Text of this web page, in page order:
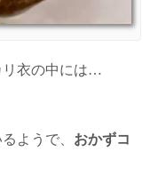
リ衣の中には…
ようで、 おかずコ